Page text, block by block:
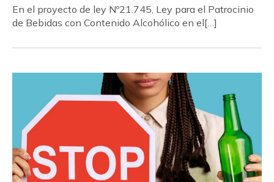
En el proyecto de ley Nº21.745, Ley para el Patrocinio
de Bebidas con Contenido Alcohólico en el[…]